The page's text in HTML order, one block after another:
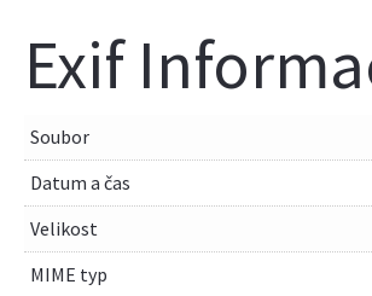
Exif
Soubor
Datum a čas
Velikost
MIME typ